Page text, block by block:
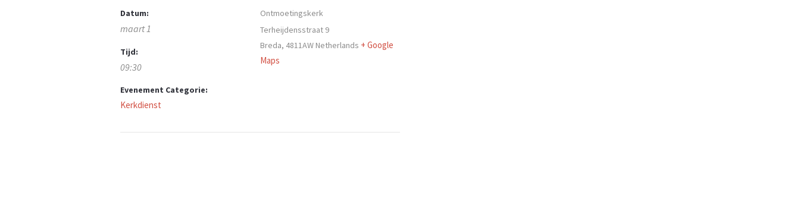
Datum:
maart 1
Tijd:
09:30
Evenement Categorie:
Kerkdienst
Ontmoetingskerk
Terheijdensstraat 9
Breda, 4811AW Netherlands + Google
Maps